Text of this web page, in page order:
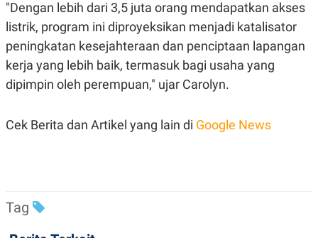
"Dengan lebih dari 3,5 juta orang mendapatkan akses
listrik, program ini diproyeksikan menjadi katalisator
peningkatan kesejahteraan dan penciptaan lapangan
kerja yang lebih baik, termasuk bagi usaha yang
dipimpin oleh perempuan," ujar Carolyn.
Cek Berita dan Artikel yang lain di Google News
Tag